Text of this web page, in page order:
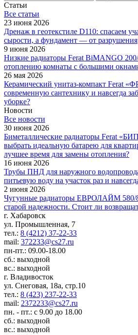
Статьи
Все cтатьи
23 июня 2026
Дренаж в геотекстиле D110: спасаем
сырости, а фундамент — от разрушения
9 июня 2026
Низкие радиаторы Ferat BiMANGO
отоплению комнаты с большими
26 мая 2026
Керамический унитаз-компакт Ferat
современную сантехнику и навсегда
уборке?
Новости
Все новости
30 июня 2026
Биметаллические радиаторы Ferat
выбрать идеальную батарею для
лучшее время для замены отопления?
16 июня 2026
Трубы ПНД для наружного
питьевую воду на участок раз и
2 июня 2026
Чугунные радиаторы ЕВРОЛАЙМ 580/
старой надежности. Стоит ли
г. Хабаровск
ул. Промышленная, 7
тел.: 8 (4212) 37-22-33
mail: 372233@cs27.ru
пн-пт.: 09.00-18.00
сб.: выходной
вс.: выходной
г. Владивосток
ул. Снеговая, 18а, стр.10
тел.: 8 (423) 237-22-33
mail: 2372233@cs27.ru
пн. - пт.: с 9.00 до 18.00
сб.: выходной
вс.: выходной